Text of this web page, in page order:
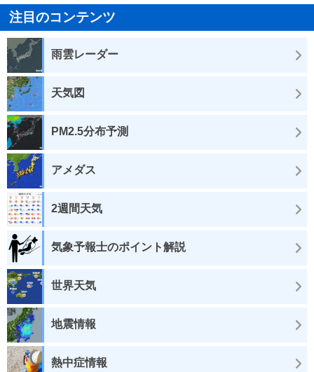
注目のコンテンツ
雨雲レーダー
天気図
PM2.5分布予測
アメダス
2週間天気
気象予報士のポイント解説
世界天気
地震情報
熱中症情報